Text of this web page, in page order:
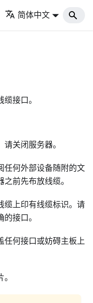
简体中文
接口。
关闭服务器。
任何外部设备随附的文
前先布放线缆。
缆上印有线缆标识。请
接口。
任何接口或妨碍主板上